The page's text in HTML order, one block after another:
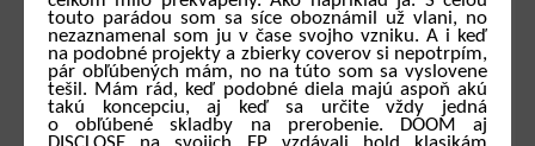
touto parádou som sa síce oboznámil už vlani, no
nezaznamenal som ju v čase svojho vzniku. A i keď
na podobné projekty a zbierky coverov si nepotrpím,
pár obľúbených mám, no na túto som sa vyslovene
tešil. Mám rád, keď podobné diela majú aspoň akú
takú koncepciu, aj keď sa určite vždy jedná
o obľúbené skladby na prerobenie. DOOM aj